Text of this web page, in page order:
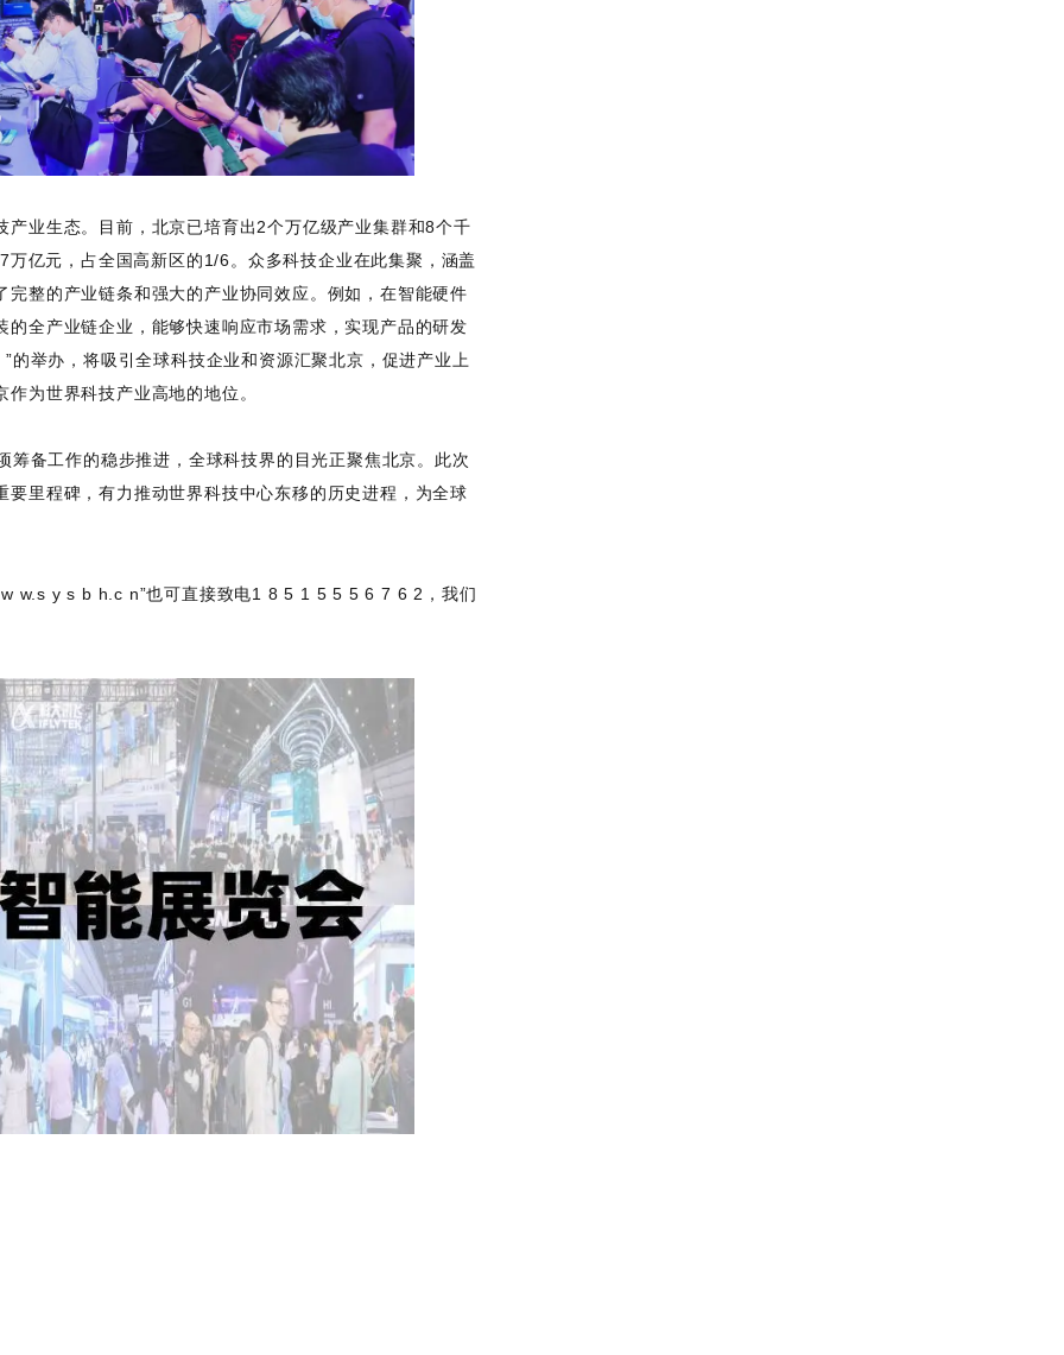
业生态。目前，北京已培育出2个万亿级产业集群和8个千
亿元，占全国高新区的1/6。众多科技企业在此集聚，涵盖
整的产业链条和强大的产业协同效应。例如，在智能硬件
全产业链企业，能够快速响应市场需求，实现产品的研发
的举办，将吸引全球科技企业和资源汇聚北京，促进产业上
为世界科技产业高地的地位。
筹备工作的稳步推进，全球科技界的目光正聚焦北京。此次
里程碑，有力推动世界科技中心东移的历史进程，为全球
w.s y s b h.c n”也可直接致电1 8 5 1 5 5 5 6 7 6 2，我们